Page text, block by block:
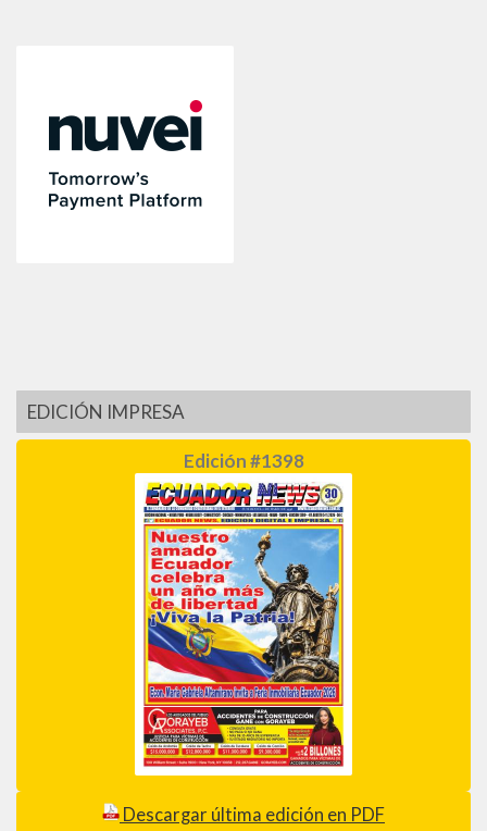
EDICIÓN IMPRESA
Edición #1398
Descargar última edición en PDF